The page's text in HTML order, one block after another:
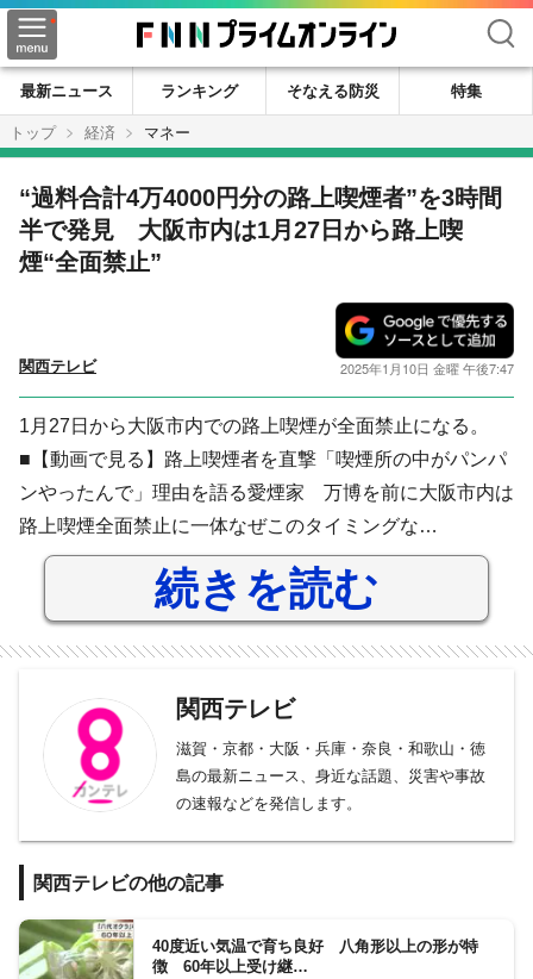
検索
最新ニュース ランキング そなえる防災
特集
トップ
経済 マネー
“過料合計4万4000円分の路上喫煙者”を3時間
半で発見 大阪市内は1月27日から路上喫
煙“全面禁止”
関西テレビ 2025年1月10日 金曜 午後7:47
1月27日から大阪市内での路上喫煙が全面禁止になる。
■【動画で見る】路上喫煙者を直撃「喫煙所の中がパンパ
ンやったんで」理由を語る愛煙家 万博を前に大阪市内は
路上喫煙全面禁止に一体なぜこのタイミングな…
続きを読む
関西テレビ
滋賀・京都・大阪・兵庫・奈良・和歌山・徳
島の最新ニュース、身近な話題、災害や事故
の速報などを発信します。
関西テレビの他の記事
40度近い気温で育ち良好 八角形以上の形が特
徴 60年以上受け継…